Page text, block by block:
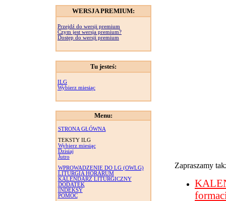
WERSJA PREMIUM:
Przejdź do wersji premium
Czym jest wersja premium?
Dostęp do wersji premium
Tu jesteś:
ILG
Wybierz miesiąc
Menu:
STRONA GŁÓWNA
TEKSTY ILG
Wybierz miesiąc
Dzisiaj
Jutro
WPROWADZENIE DO LG (OWLG)
LITURGIA HORARUM
KALENDARZ LITURGICZNY
DODATEK
INDEKSY
POMOC
Zapraszamy